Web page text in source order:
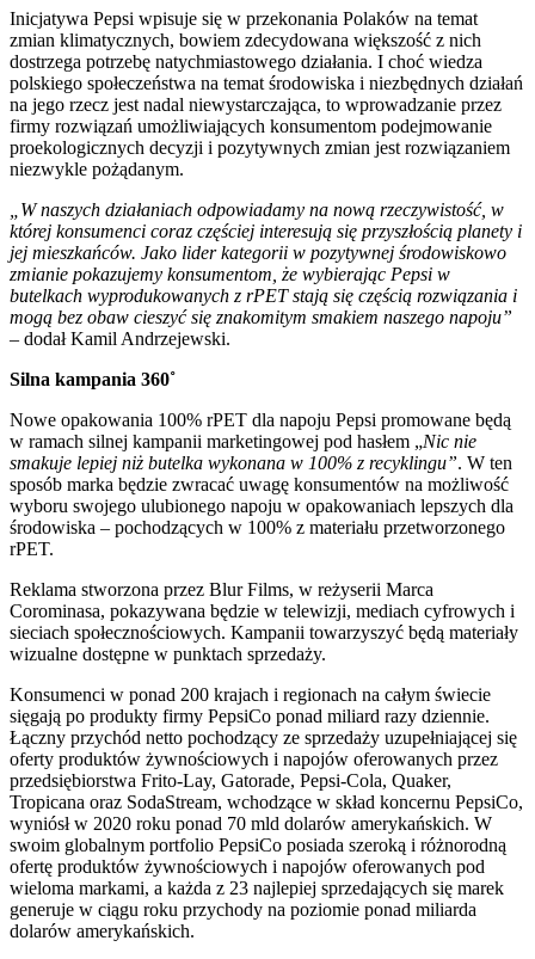
Inicjatywa Pepsi wpisuje się w przekonania Polaków na temat
zmian klimatycznych, bowiem zdecydowana większość z nich
dostrzega potrzebę natychmiastowego działania. I choć wiedza
polskiego społeczeństwa na temat środowiska i niezbędnych działań
na jego rzecz jest nadal niewystarczająca, to wprowadzanie przez
firmy rozwiązań umożliwiających konsumentom podejmowanie
proekologicznych decyzji i pozytywnych zmian jest rozwiązaniem
niezwykle pożądanym.
„W naszych działaniach odpowiadamy na nową rzeczywistość, w
której konsumenci coraz częściej interesują się przyszłością planety i
jej mieszkańców. Jako lider kategorii w pozytywnej środowiskowo
zmianie pokazujemy konsumentom, że wybierając Pepsi w
butelkach wyprodukowanych z rPET stają się częścią rozwiązania i
mogą bez obaw cieszyć się znakomitym smakiem naszego napoju”
– dodał Kamil Andrzejewski.
Silna kampania 360˚
Nowe opakowania 100% rPET dla napoju Pepsi promowane będą
w ramach silnej kampanii marketingowej pod hasłem „Nic nie
smakuje lepiej niż butelka wykonana w 100% z recyklingu”. W ten
sposób marka będzie zwracać uwagę konsumentów na możliwość
wyboru swojego ulubionego napoju w opakowaniach lepszych dla
środowiska – pochodzących w 100% z materiału przetworzonego
rPET.
Reklama stworzona przez Blur Films, w reżyserii Marca
Corominasa, pokazywana będzie w telewizji, mediach cyfrowych i
sieciach społecznościowych. Kampanii towarzyszyć będą materiały
wizualne dostępne w punktach sprzedaży.
Konsumenci w ponad 200 krajach i regionach na całym świecie
sięgają po produkty firmy PepsiCo ponad miliard razy dziennie.
Łączny przychód netto pochodzący ze sprzedaży uzupełniającej się
oferty produktów żywnościowych i napojów oferowanych przez
przedsiębiorstwa Frito-Lay, Gatorade, Pepsi-Cola, Quaker,
Tropicana oraz SodaStream, wchodzące w skład koncernu PepsiCo,
wyniósł w 2020 roku ponad 70 mld dolarów amerykańskich. W
swoim globalnym portfolio PepsiCo posiada szeroką i różnorodną
ofertę produktów żywnościowych i napojów oferowanych pod
wieloma markami, a każda z 23 najlepiej sprzedających się marek
generuje w ciągu roku przychody na poziomie ponad miliarda
dolarów amerykańskich.